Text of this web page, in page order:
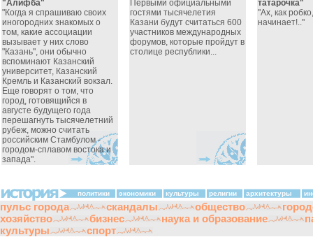
"Алифба"
"Когда я спрашиваю своих
иногородних знакомых о
том, какие ассоциации
вызывает у них слово
"Казань", они обычно
вспоминают Казанский
университет, Казанский
Кремль и Казанский вокзал.
Еще говорят о том, что
город, готовящийся в
августе будущего года
перешагнуть тысячелетний
рубеж, можно считать
российским Стамбулом -
городом-сплавом востока и
запада".
Первыми официальными
гостями тысячелетия
Казани будут считаться 600
участников международных
форумов, которые пройдут в
столице республики...
татарочка"
"Ах, как
начинает!.."
политики экономики культуры религии архитектуры
пульс города скандалы общество
хозяйство
бизнес наука и образование
культуры
спорт